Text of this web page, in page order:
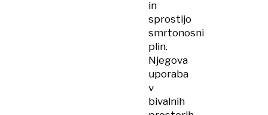
in
sprostijo
smrtonosni
plin.
Njegova
uporaba
v
bivalnih